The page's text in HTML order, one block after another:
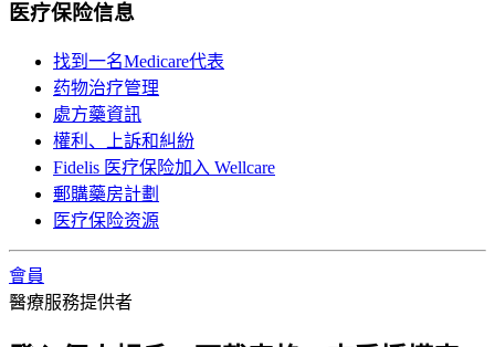
医疗保险信息
找到一名Medicare代表
药物治疗管理
處方藥資訊
權利、上訴和糾紛
Fidelis 医疗保险加入 Wellcare
郵購藥房計劃
医疗保险资源
會員
醫療服務提供者